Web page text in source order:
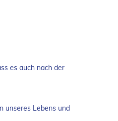
es auch nach der
unseres Lebens und